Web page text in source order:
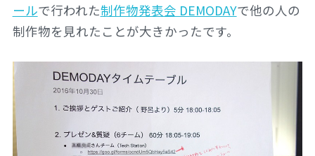
ールで行われた制作物発表会 DEMODAYで他の人の
制作物を見れたことが大きかったです。